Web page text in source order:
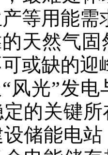
等用能需
天然气
或缺的迎
风光”发
的关键
储能电